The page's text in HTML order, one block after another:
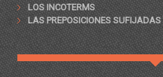
LOS INCOTERMS
LAS PREPOSICIONES